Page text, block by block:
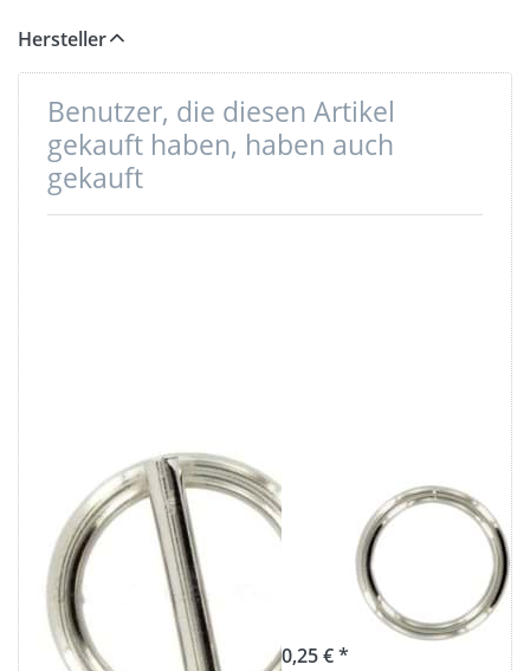
Hersteller
Benutzer, die diesen Artikel
gekauft haben, haben auch
gekauft
25mm Stegring
(Innenmaß) -
geschweißt aus
Stahl -
vernickelt - 10
Stück
(Innenmaß) -
geschweißt aus
Stahl -
vernickelt
0,25 € *